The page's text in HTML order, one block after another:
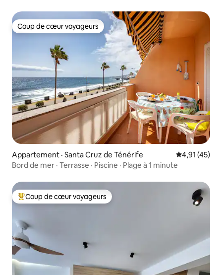
Coup de cœur voyageurs
Coup de cœur voyageurs
Appartement · Santa Cruz de Ténérife Note
4,91 (45)
Bord de mer · Terrasse · Piscine · Plage à 1 minute
Coup de cœur voyageurs parmi les plus aimés
Coup de cœur voyageurs